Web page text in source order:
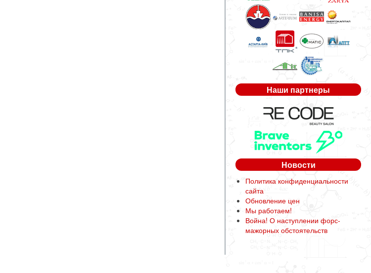
Наши партнеры
Новости
Политика конфиденциальности
сайта
Обновление цен
Мы работаем!
Война! О наступлении форс-
мажорных обстоятельств